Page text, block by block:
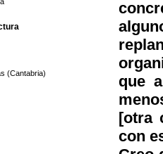
que
[otra
con
(Cantabria)